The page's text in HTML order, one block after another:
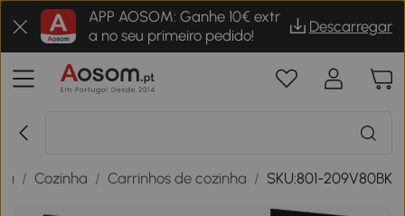
APP AOSOM: Ganhe 10€ extr
a no seu primeiro pedido!
Descarregar
/ Cozinha / Carrinhos de cozinha / SKU:801-209V80BK